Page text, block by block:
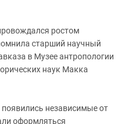
ростом
старший научный
в Музее антропологии
наук Макка
независимые от
оформляться